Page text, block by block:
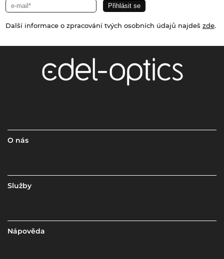
Další informace o zpracování tvých osobních údajů najdeš zde.
O nás
Služby
Nápověda